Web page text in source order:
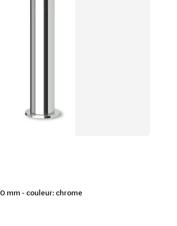
mm - couleur: chrome